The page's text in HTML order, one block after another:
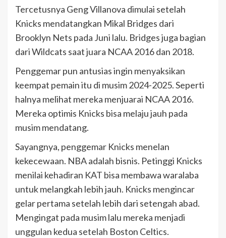
Tercetusnya Geng Villanova dimulai setelah
Knicks mendatangkan Mikal Bridges dari
Brooklyn Nets pada Juni lalu. Bridges juga bagian
dari Wildcats saat juara NCAA 2016 dan 2018.
Penggemar pun antusias ingin menyaksikan
keempat pemain itu di musim 2024-2025. Seperti
halnya melihat mereka menjuarai NCAA 2016.
Mereka optimis Knicks bisa melaju jauh pada
musim mendatang.
Sayangnya, penggemar Knicks menelan
kekecewaan. NBA adalah bisnis. Petinggi Knicks
menilai kehadiran KAT bisa membawa waralaba
untuk melangkah lebih jauh. Knicks mengincar
gelar pertama setelah lebih dari setengah abad.
Mengingat pada musim lalu mereka menjadi
unggulan kedua setelah Boston Celtics.